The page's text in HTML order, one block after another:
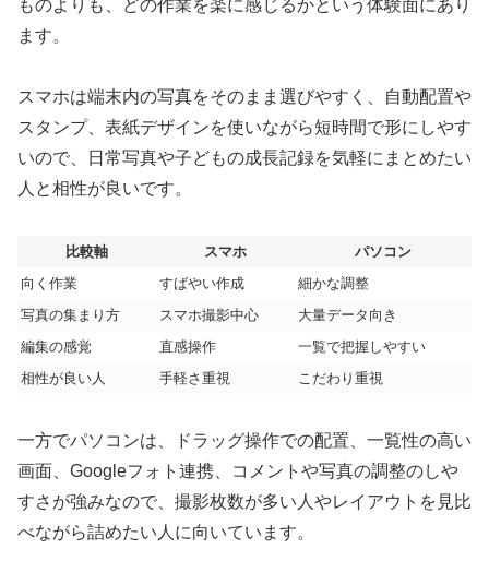
ものよりも、どの作業を楽に感じるかという体験面にあり
ます。
スマホは端末内の写真をそのまま選びやすく、自動配置や
スタンプ、表紙デザインを使いながら短時間で形にしやす
いので、日常写真や子どもの成長記録を気軽にまとめたい
人と相性が良いです。
比較軸 スマホ
パソコン
向く作業
すばやい作成
細かな調整
写真の集まり方
スマホ撮影中心
大量データ向き
編集の感覚
直感操作
一覧で把握しやすい
相性が良い人
手軽さ重視 こだわり重視
一方でパソコンは、ドラッグ操作での配置、一覧性の高い
画面、Googleフォト連携、コメントや写真の調整のしや
すさが強みなので、撮影枚数が多い人やレイアウトを見比
べながら詰めたい人に向いています。